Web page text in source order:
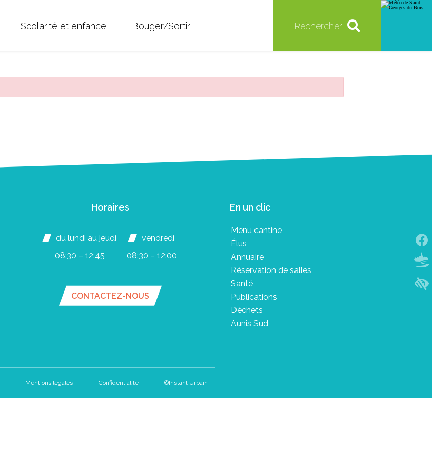
Scolarité et enfance Bouger/Sortir Rechercher
Horaires
du lundi au jeudi
08:30 – 12:45
vendredi
08:30 – 12:00
CONTACTEZ-NOUS
En un clic
Menu cantine
Élus
Annuaire
Réservation de salles
Santé
Publications
Déchets
Aunis Sud
Mentions légales Confidentialité ©Instant Urbain